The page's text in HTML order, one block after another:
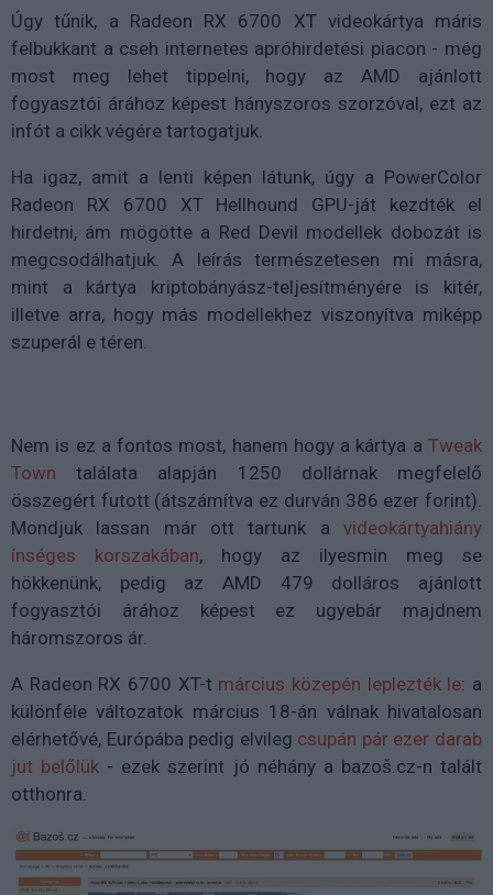
Úgy tűnik, a Radeon RX 6700 XT videokártya máris
felbukkant a cseh internetes apróhirdetési piacon - még
most meg lehet tippelni, hogy az AMD ajánlott
fogyasztói árához képest hányszoros szorzóval, ezt az
infót a cikk végére tartogatjuk.
Ha igaz, amit a lenti képen látunk, úgy a PowerColor
Radeon RX 6700 XT Hellhound GPU-ját kezdték el
hirdetni, ám mögötte a Red Devil modellek dobozát is
megcsodálhatjuk. A leírás természetesen mi másra,
mint a kártya kriptobányász-teljesítményére is kitér,
illetve arra, hogy más modellekhez viszonyítva miképp
szuperál e téren.
Nem is ez a fontos most, hanem hogy a kártya a Tweak
Town találata alapján 1250 dollárnak megfelelő
összegért futott (átszámítva ez durván 386 ezer forint).
Mondjuk lassan már ott tartunk a videokártyahiány
ínséges korszakában, hogy az ilyesmin meg se
hökkenünk, pedig az AMD 479 dolláros ajánlott
fogyasztói árához képest ez ugyebár majdnem
háromszoros ár.
A Radeon RX 6700 XT-t március közepén leplezték le: a
különféle változatok március 18-án válnak hivatalosan
elérhetővé, Európába pedig elvileg csupán pár ezer darab
jut belőlük - ezek szerint jó néhány a bazoš.cz-n talált
otthonra.